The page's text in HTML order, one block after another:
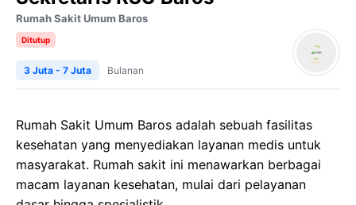
Rumah Sakit Umum Baros
Ditutup
3 Juta - 7 Juta Bulanan
Rumah Sakit Umum Baros adalah sebuah fasilitas
kesehatan yang menyediakan layanan medis untuk
masyarakat. Rumah sakit ini menawarkan berbagai
macam layanan kesehatan, mulai dari pelayanan